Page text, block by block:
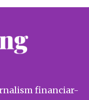
financiar-